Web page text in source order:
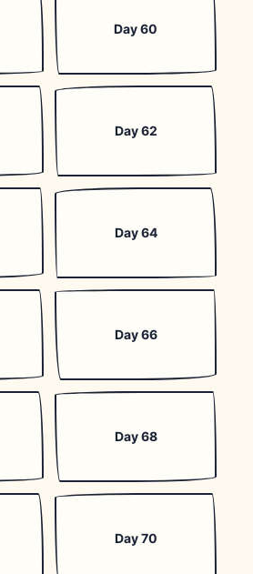
Day 60
Day 62
Day 64
Day 66
Day 68
Day 70